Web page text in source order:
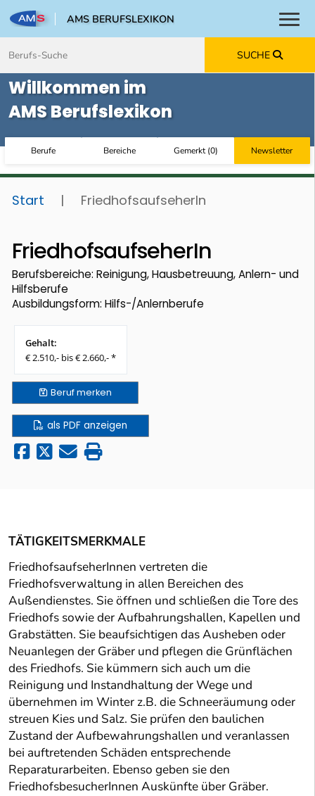
AMS BERUFSLEXIKON
SUCHE
Willkommen im
AMS Berufslexikon
Berufe Bereiche Gemerkt(0) Newsletter
Start | FriedhofsaufseherIn
FriedhofsaufseherIn
Berufsbereiche: Reinigung, Hausbetreuung, Anlern- und
Hilfsberufe
Ausbildungsform: Hilfs-/Anlernberufe
Gehalt:
€ 2.510,- bis € 2.660,- *
Berufmerken
als PDF anzeigen
TÄTIGKEITSMERKMALE
FriedhofsaufseherInnen vertreten die
Friedhofsverwaltung in allen Bereichen des
Außendienstes. Sie öffnen und schließen die Tore des
Friedhofs sowie der Aufbahrungshallen, Kapellen und
Grabstätten. Sie beaufsichtigen das Ausheben oder
Neuanlegen der Gräber und pflegen die Grünflächen
des Friedhofs. Sie kümmern sich auch um die
Reinigung und Instandhaltung der Wege und
übernehmen im Winter z.B. die Schneeräumung oder
streuen Kies und Salz. Sie prüfen den baulichen
Zustand der Aufbewahrungshallen und veranlassen
bei auftretenden Schäden entsprechende
Reparaturarbeiten. Ebenso geben sie den
FriedhofsbesucherInnen Auskünfte über Gräber.